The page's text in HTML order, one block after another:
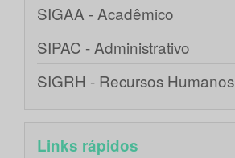
SIGAA - Acadêmico
SIPAC - Administrativo
SIGRH - Recursos Humanos
Links rápidos